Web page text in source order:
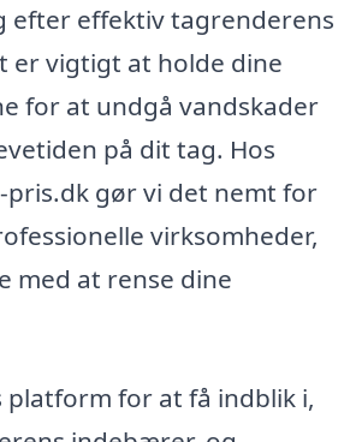
efter effektiv tagrenderens
er vigtigt at holde dine
for at undgå vandskader
på dit tag. Hos
gør vi det nemt for
virksomheder,
med at rense dine
platform for at få indblik i,